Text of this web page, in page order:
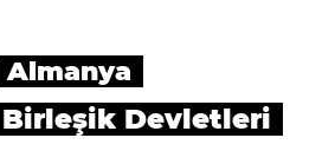
Almanya
Devletleri